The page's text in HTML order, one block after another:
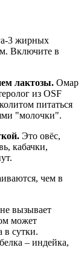
3 жирных
Включите в
лактозы. Омар
из OSF
питаться
"молочки".
Это овёс,
кабачки,
чем в
вызывает
может
в сутки.
– индейка,